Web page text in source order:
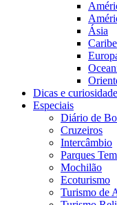
Ásia
Caribe
Dicas e
Especiais
Diário de
Cruzeiros
Intercâmbio
Parques
Mochilão
Ecoturismo
Turismo de